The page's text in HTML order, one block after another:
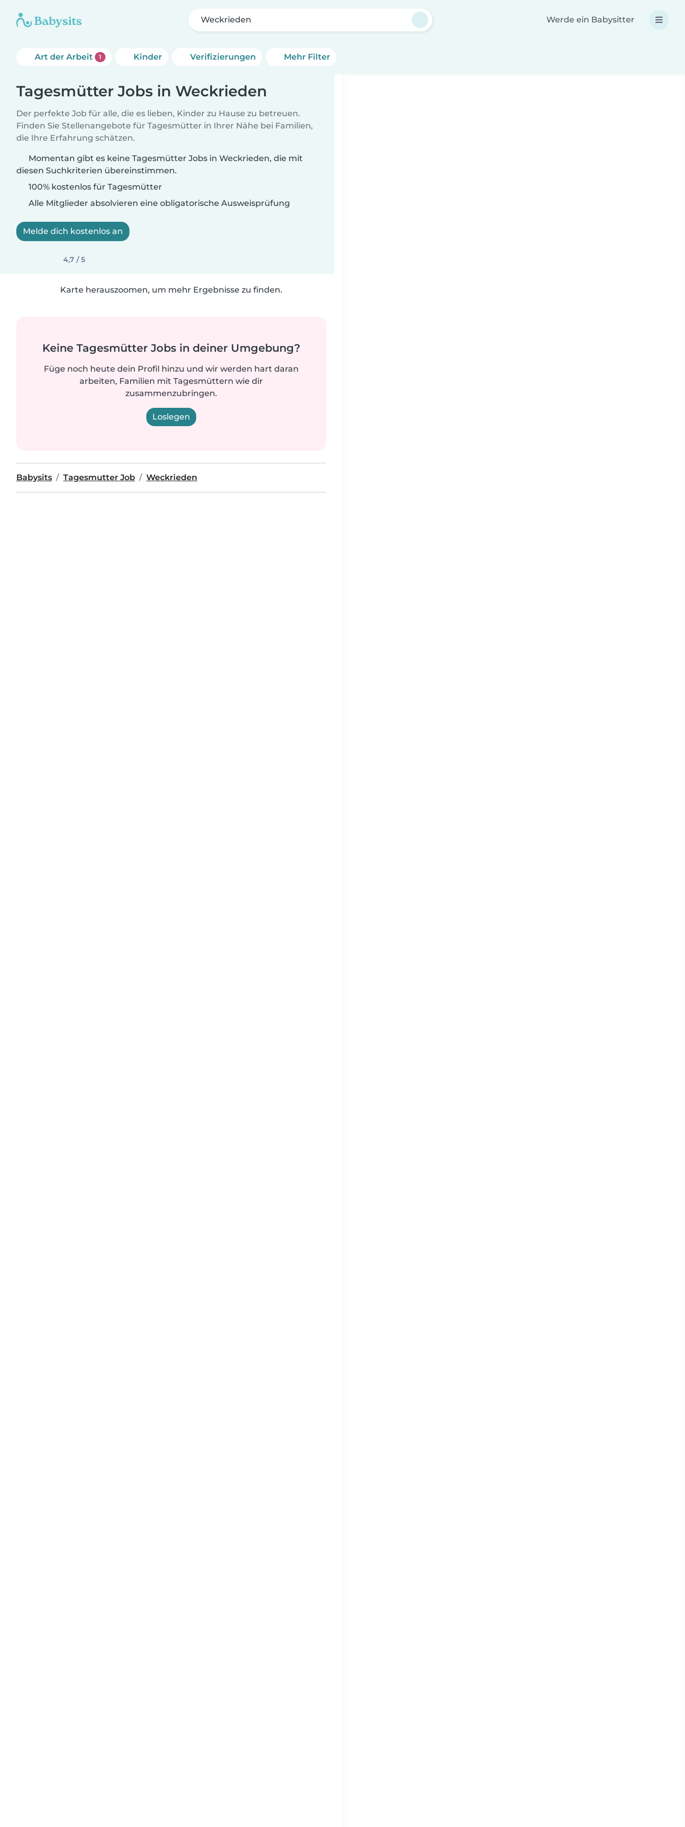
Weckrieden Werde ein Babysitter
Art der Arbeit 1 Kinder Verifizierungen Mehr Filter
Tagesmütter Jobs in Weckrieden
Der perfekte Job für alle, die es lieben, Kinder zu Hause zu betreuen.
Finden Sie Stellenangebote für Tagesmütter in Ihrer Nähe bei Familien,
die Ihre Erfahrung schätzen.
Momentan gibt es keine Tagesmütter Jobs in Weckrieden, die mit
diesen Suchkriterien übereinstimmen.
100% kostenlos für Tagesmütter
Alle Mitglieder absolvieren eine obligatorische Ausweisprüfung
Melde dich kostenlos an
4,7 / 5
Karte herauszoomen, um mehr Ergebnisse zu finden.
Keine Tagesmütter Jobs in deiner Umgebung?
Füge noch heute dein Profil hinzu und wir werden hart daran
arbeiten, Familien mit Tagesmüttern wie dir
zusammenzubringen.
Loslegen
Babysits Tagesmutter Job Weckrieden